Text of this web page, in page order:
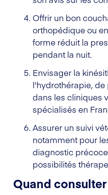
Offrir un bon
orthopédique ou
forme réduit la
pendant la nuit.
Envisager la
l'hydrothérapie,
dans les cliniques
spécialisés en
Assurer un suivi
notamment pour
diagnostic
possibilités
Quand